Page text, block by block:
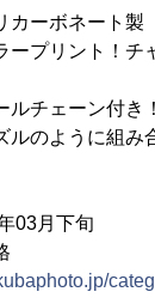
カーボネート製
ープリント！チ
ルチェーン付き！
ルのように組
03月下旬